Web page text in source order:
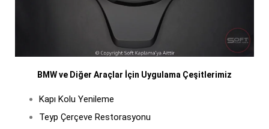
BMW ve Diğer Araçlar İçin Uygulama Çeşitlerimiz
Kapı Kolu Yenileme
Teyp Çerçeve Restorasyonu